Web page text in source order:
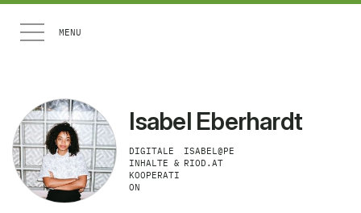
Medien
About
Isabel Eberhardt
DIGITALE
INHALTE &
KOOPERATI
ON
ISABEL@PE
RIOD.AT